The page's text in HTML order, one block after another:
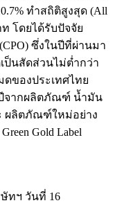
ทำสถิติสูงสุด (All
ท โดยได้รับปัจจัย
ซึ่งในปีที่ผ่านมา
ป็นสัดส่วนไม่ต่ำกว่า
ของประเทศไทย
จากผลิตภัณฑ์ น้ำมัน
ผลิตภัณฑ์ใหม่อย่าง
Gold Label
ทฯ วันที่ 16